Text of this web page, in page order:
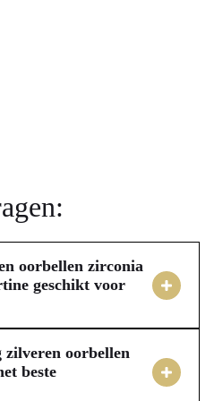
oorbellen zirconia
geschikt voor
zirconia stars van Atelier
echt sterling zilver (925), wat
eigenschappen.
zeer geschikt voor mensen
oorbellen
beste